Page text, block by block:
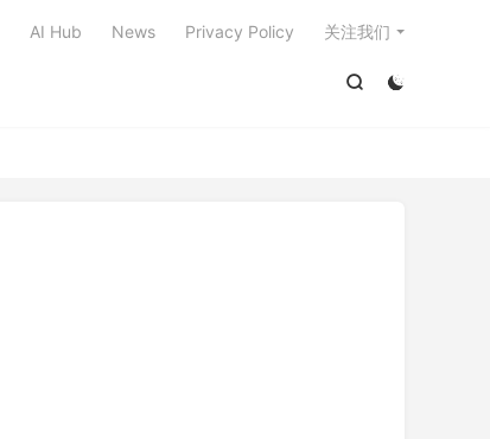


AI Hub News Privacy Policy 关注我们